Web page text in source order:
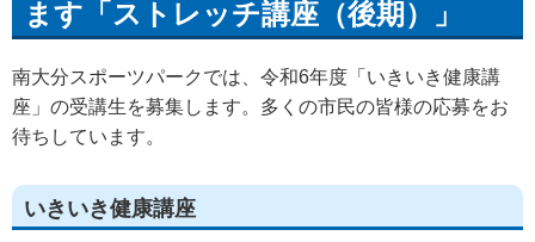
ます「ストレッチ講座（後期）」
南大分スポーツパークでは、令和6年度「いきいき健康講
座」の受講生を募集します。多くの市民の皆様の応募をお
待ちしています。
いきいき健康講座